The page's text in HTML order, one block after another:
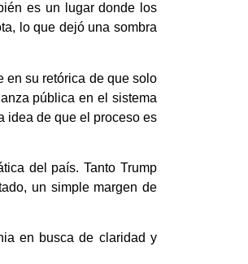
es un lugar donde los
lo que dejó una sombra
en su retórica de que solo
pública en el sistema
idea de que el proceso es
del país. Tanto Trump
un simple margen de
en busca de claridad y